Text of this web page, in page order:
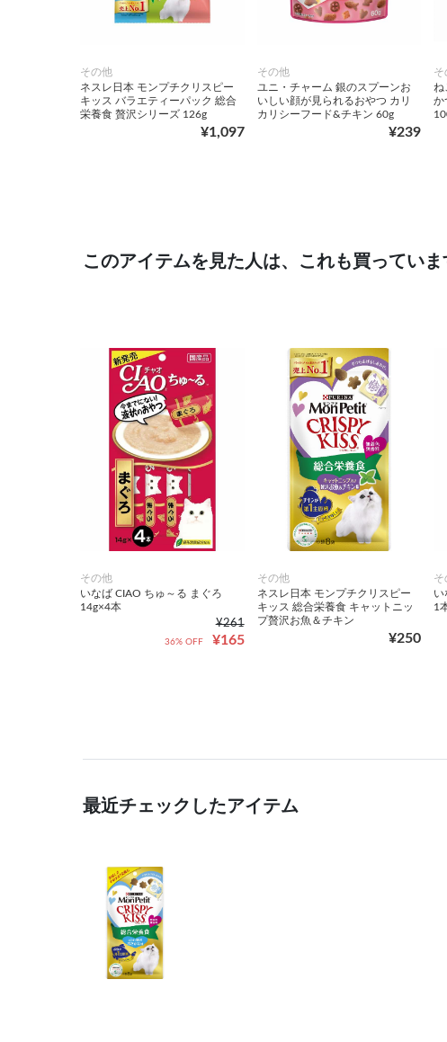
その他
ネスレ日本 モンプチクリスピー
キッス バラエティーパック 総合
栄養食 贅沢シリーズ 126g
¥1,097
その他
ユニ・チャーム 銀のスプーンお
いしい顔が見られるおやつ カリ
カリシーフード&チキン 60g
¥239
そ
ね
か
このアイテムを見た人は、これも買っていま
その他
いなば CIAO ちゅ～る まぐろ
14g×4本
¥261
¥165
36% OFF
その他
ネスレ日本 モンプチクリスピー
キッス 総合栄養食 キャットニッ
プ贅沢お魚＆チキン
¥250
そ
い
1
最近チェックしたアイテム